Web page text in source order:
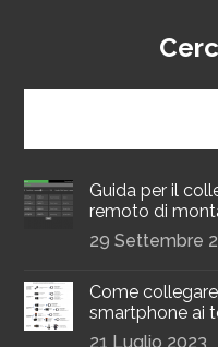
Guida per il
remoto di
29 Settembre
Come
smartphone ai
21 Luglio 2023